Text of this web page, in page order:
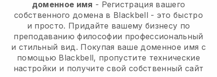
доменное имя - Регистрация вашего
собственного домена в Blackbell - это быстро
и просто. Придайте вашему бизнесу по
преподаванию философии профессиональный
и стильный вид. Покупая ваше доменное имя с
помощью Blackbell, пропустите технические
настройки и получите свой собственный сайт